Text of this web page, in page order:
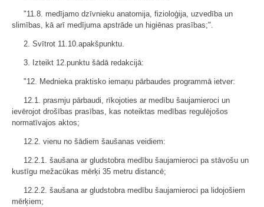
"11.8. medījamo dzīvnieku anatomija, fizioloģija, uzvedība un
slimības, kā arī medījuma apstrāde un higiēnas prasības;".
2. Svītrot 11.10.apakšpunktu.
3. Izteikt 12.punktu šādā redakcijā:
"12. Mednieka praktisko iemaņu pārbaudes programmā ietver:
12.1. prasmju pārbaudi, rīkojoties ar medību šaujamieroci un
ievērojot drošības prasības, kas noteiktas medības regulējošos
normatīvajos aktos;
12.2. vienu no šādiem šaušanas veidiem:
12.2.1. šaušana ar gludstobra medību šaujamieroci pa stāvošu un
kustīgu mežacūkas mērķi 35 metru distancē;
12.2.2. šaušana ar gludstobra medību šaujamieroci pa lidojošiem
mērķiem;